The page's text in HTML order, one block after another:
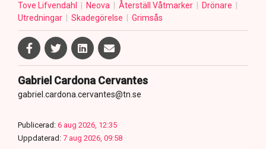
Tove Lifvendahl
Neova Återställ Våtmarker
Drönare
Utredningar
Skadegörelse Grimsås
Gabriel Cardona Cervantes
gabriel.cardona.cervantes@tn.se
Publicerad: 6 aug 2026, 12:35
Uppdaterad: 7 aug 2026, 09:58